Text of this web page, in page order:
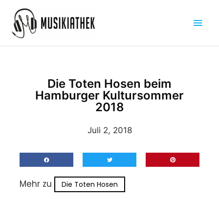
Inhalt
springen
Die Toten Hosen beim
Hamburger Kultursommer
2018
Juli 2, 2018
Mehr zu Die Toten Hosen